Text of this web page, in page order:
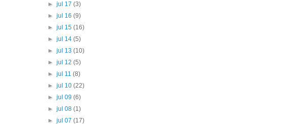
► jul 17 (3)
► jul 16 (9)
► jul 15 (16)
► jul 14 (5)
► jul 13 (10)
► jul 12 (5)
► jul 11 (8)
► jul 10 (22)
► jul 09 (6)
► jul 08 (1)
► jul 07 (17)